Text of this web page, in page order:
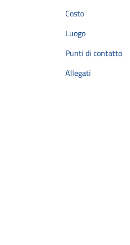
Costo
Luogo
Punti di contatto
Allegati